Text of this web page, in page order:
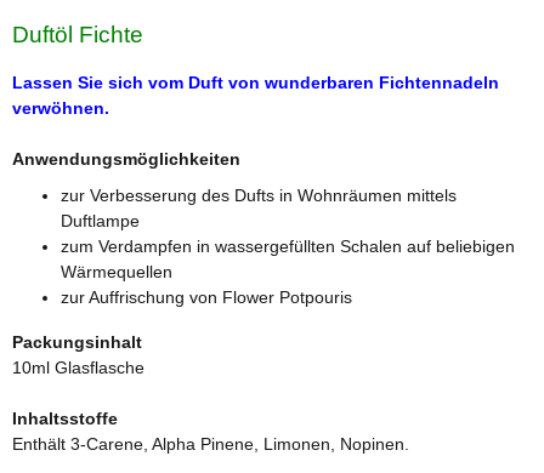
Duftöl Fichte
Lassen Sie sich vom Duft von wunderbaren Fichtennadeln
verwöhnen.
Anwendungsmöglichkeiten
zur Verbesserung des Dufts in Wohnräumen mittels
Duftlampe
zum Verdampfen in wassergefüllten Schalen auf beliebigen
Wärmequellen
zur Auffrischung von Flower Potpouris
Packungsinhalt
10ml Glasflasche
Inhaltsstoffe
Enthält 3-Carene, Alpha Pinene, Limonen, Nopinen.